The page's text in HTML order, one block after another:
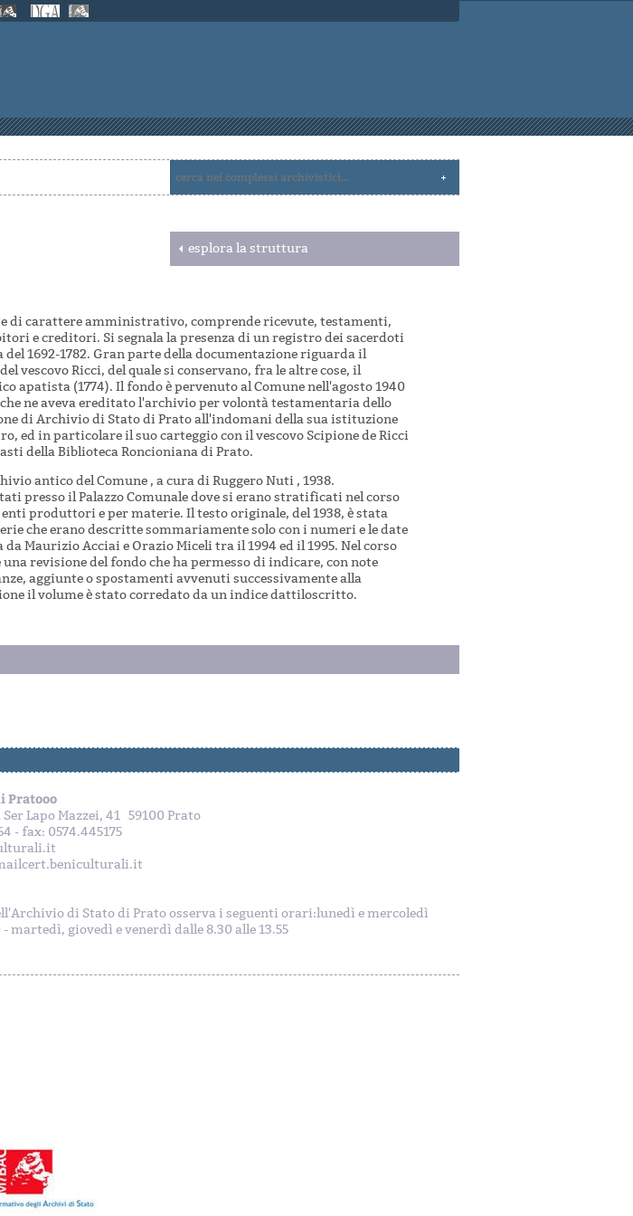
esplora la struttura
di carattere amministrativo, comprende ricevute, testamenti,
e creditori. Si segnala la presenza di un registro dei sacerdoti
1692-1782. Gran parte della documentazione riguarda il
vescovo Ricci, del quale si conservano, fra le altre cose, il
apatista (1774). Il fondo è pervenuto al Comune nell'agosto 1940
ne aveva ereditato l'archivio per volontà testamentaria dello
di Archivio di Stato di Prato all'indomani della sua istituzione
ed in particolare il suo carteggio con il vescovo Scipione de Ricci
della Biblioteca Roncioniana di Prato.
antico del Comune , a cura di Ruggero Nuti , 1938.
presso il Palazzo Comunale dove si erano stratificati nel corso
produttori e per materie. Il testo originale, del 1938, è stata
che erano descritte sommariamente solo con i numeri e le date
Maurizio Acciai e Orazio Miceli tra il 1994 ed il 1995. Nel corso
revisione del fondo che ha permesso di indicare, con note
aggiunte o spostamenti avvenuti successivamente alla
il volume è stato corredato da un indice dattiloscritto.
Pratooo
Lapo Mazzei, 41 59100 Prato
- fax: 0574.445175
di Stato di Prato osserva i seguenti orari:lunedì e mercoledì
- martedì, giovedì e venerdì dalle 8.30 alle 13.55